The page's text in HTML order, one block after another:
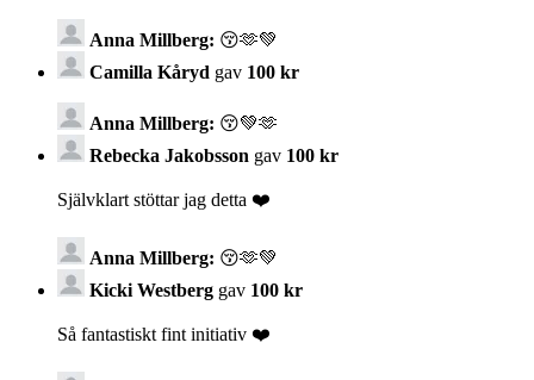
Anna Millberg: 😚🫶💚
Camilla Kåryd gav 100 kr
Anna Millberg: 😚💚🫶
Rebecka Jakobsson gav 100 kr
Självklart stöttar jag detta ❤️
Anna Millberg: 😚🫶💚
Kicki Westberg gav 100 kr
Så fantastiskt fint initiativ ❤️